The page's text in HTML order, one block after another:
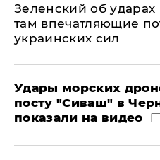
Зеленский об
там впечатляющие
украинских сил
Удары морских
посту "Сиваш" в
показали на видео